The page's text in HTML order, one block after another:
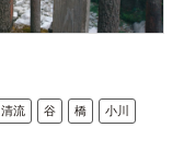
清流 谷 橋 小川